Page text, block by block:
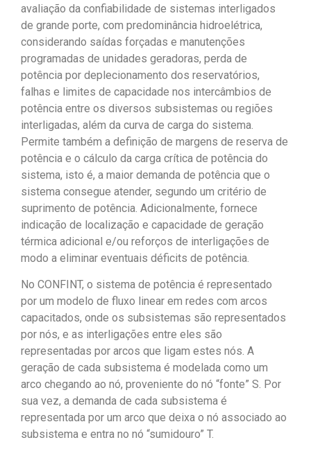
avaliação da confiabilidade de sistemas interligados
de grande porte, com predominância hidroelétrica,
considerando saídas forçadas e manutenções
programadas de unidades geradoras, perda de
potência por deplecionamento dos reservatórios,
falhas e limites de capacidade nos intercâmbios de
potência entre os diversos subsistemas ou regiões
interligadas, além da curva de carga do sistema.
Permite também a definição de margens de reserva de
potência e o cálculo da carga crítica de potência do
sistema, isto é, a maior demanda de potência que o
sistema consegue atender, segundo um critério de
suprimento de potência. Adicionalmente, fornece
indicação de localização e capacidade de geração
térmica adicional e/ou reforços de interligações de
modo a eliminar eventuais déficits de potência.
No CONFINT, o sistema de potência é representado
por um modelo de fluxo linear em redes com arcos
capacitados, onde os subsistemas são representados
por nós, e as interligações entre eles são
representadas por arcos que ligam estes nós. A
geração de cada subsistema é modelada como um
arco chegando ao nó, proveniente do nó “fonte” S. Por
sua vez, a demanda de cada subsistema é
representada por um arco que deixa o nó associado ao
subsistema e entra no nó “sumidouro” T.